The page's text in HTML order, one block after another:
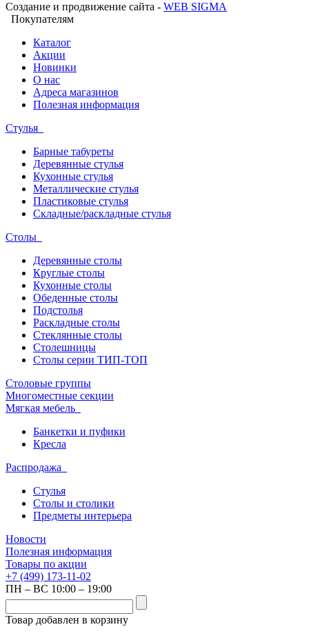
Создание и продвижение сайта - WEB SIGMA
Покупателям
Каталог
Акции
Новинки
О нас
Адреса магазинов
Полезная информация
Стулья
Барные табуреты
Деревянные стулья
Кухонные стулья
Металлические стулья
Пластиковые стулья
Складные/раскладные стулья
Столы
Деревянные столы
Круглые столы
Кухонные столы
Обеденные столы
Подстолья
Раскладные столы
Стеклянные столы
Столешницы
Столы серии ТИП-ТОП
Столовые группы
Многоместные секции
Мягкая мебель
Банкетки и пуфики
Кресла
Распродажа
Стулья
Столы и столики
Предметы интерьера
Новости
Полезная информация
Товары по акции
+7 (499) 173-11-02
ПН – ВС 10:00 – 19:00
Товар добавлен в корзину